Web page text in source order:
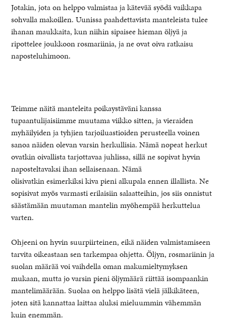
Jotakin, jota on helppo valmistaa ja kätevää syödä vaikkapa
sohvalla makoillen. Uunissa paahdettavista manteleista tulee
ihanan maukkaita, kun niihin sipaisee hieman öljyä ja
ripottelee joukkoon rosmariinia, ja ne ovat oiva ratkaisu
naposteluhimoon.
Teimme näitä manteleita poikaystäväni kanssa
tupaantulijaisiimme muutama viikko sitten, ja vieraiden
myhäilyiden ja tyhjien tarjoiluastioiden perusteella voinen
sanoa näiden olevan varsin herkullisia. Nämä nopeat herkut
ovatkin oivallista tarjottavaa juhlissa, sillä ne sopivat hyvin
naposteltavaksi ihan sellaisenaan. Nämä
olisivatkin esimerkiksi kiva pieni alkupala ennen illallista. Ne
sopisivat myös varmasti erilaisiin salaatteihin, jos siis onnistut
säästämään muutaman mantelin myöhempää herkuttelua
varten.
Ohjeeni on hyvin suurpiirteinen, eikä näiden valmistamiseen
tarvita oikeastaan sen tarkempaa ohjetta. Öljyn, rosmariinin ja
suolan määrää voi vaihdella oman makumieltymyksen
mukaan, mutta jo varsin pieni öljymäärä riittää isompaankin
mantelimäärään. Suolaa on helppo lisätä vielä jälkikäteen,
joten sitä kannattaa laittaa aluksi mieluummin vähemmän
kuin enemmän.